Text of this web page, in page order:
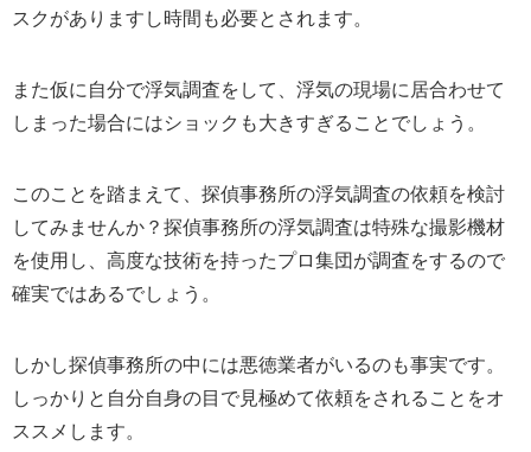
スクがありますし時間も必要とされます。
また仮に自分で浮気調査をして、浮気の現場に居合わせて
しまった場合にはショックも大きすぎることでしょう。
このことを踏まえて、探偵事務所の浮気調査の依頼を検討
してみませんか？探偵事務所の浮気調査は特殊な撮影機材
を使用し、高度な技術を持ったプロ集団が調査をするので
確実ではあるでしょう。
しかし探偵事務所の中には悪徳業者がいるのも事実です。
しっかりと自分自身の目で見極めて依頼をされることをオ
ススメします。